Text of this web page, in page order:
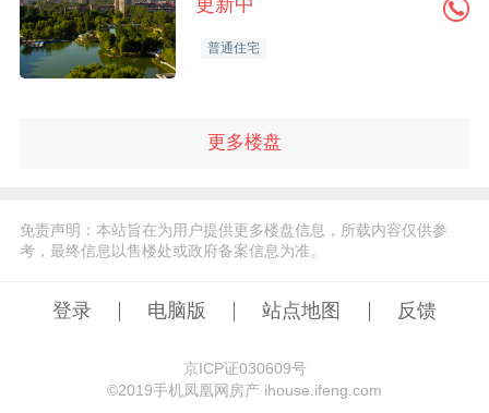
普通住宅
更多楼盘
免责声明：本站旨在为用户提供更多楼盘信息，所载内容仅供参
考，最终信息以售楼处或政府备案信息为准。
登录 电脑版 站点地图 反馈
京ICP证030609号
©️2019手机凤凰网房产 ihouse.ifeng.com